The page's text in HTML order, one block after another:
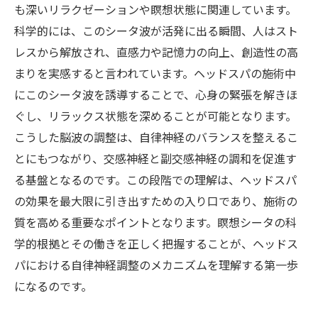
も深いリラクゼーションや瞑想状態に関連しています。
科学的には、このシータ波が活発に出る瞬間、人はスト
レスから解放され、直感力や記憶力の向上、創造性の高
まりを実感すると言われています。ヘッドスパの施術中
にこのシータ波を誘導することで、心身の緊張を解きほ
ぐし、リラックス状態を深めることが可能となります。
こうした脳波の調整は、自律神経のバランスを整えるこ
とにもつながり、交感神経と副交感神経の調和を促進す
る基盤となるのです。この段階での理解は、ヘッドスパ
の効果を最大限に引き出すための入り口であり、施術の
質を高める重要なポイントとなります。瞑想シータの科
学的根拠とその働きを正しく把握することが、ヘッドス
パにおける自律神経調整のメカニズムを理解する第一歩
になるのです。